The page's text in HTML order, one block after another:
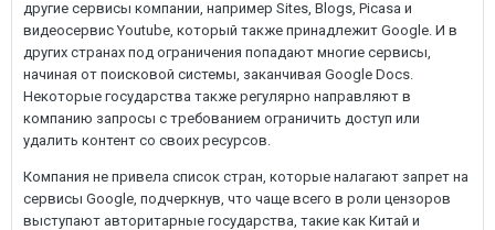
другие сервисы компании, например Sites, Blogs, Picasa и
видеосервис Youtube, который также принадлежит Google. И в
других странах под ограничения попадают многие сервисы,
начиная от поисковой системы, заканчивая Google Docs.
Некоторые государства также регулярно направляют в
компанию запросы с требованием ограничить доступ или
удалить контент со своих ресурсов.
Компания не привела список стран, которые налагают запрет на
сервисы Google, подчеркнув, что чаще всего в роли цензоров
выступают авторитарные государства, такие как Китай и